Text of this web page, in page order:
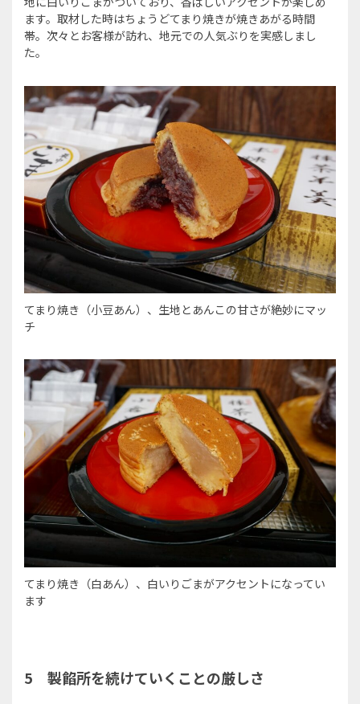
ます。取材した時はちょうどてまり焼きが焼きあがる時間
帯。次々とお客様が訪れ、地元での人気ぶりを実感しまし
た。
てまり焼き（小豆あん）、生地とあんこの甘さが絶妙にマッ
チ
てまり焼き（白あん）、白いりごまがアクセントになってい
ます
5 製餡所を続けていくことの厳しさ